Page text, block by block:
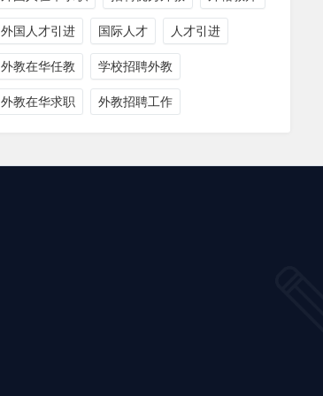
外国人才引进 国际人才 人才引进
外教在华任教 学校招聘外教
外教在华求职 外教招聘工作